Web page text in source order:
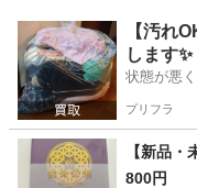
東京 世田谷区 千歳烏
【汚れ
します✨
状態が悪
プリフラ
【新品
800円